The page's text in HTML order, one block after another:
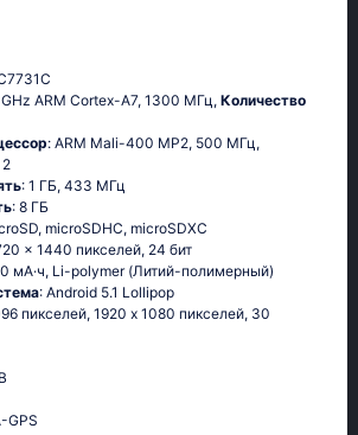
GНz АRМ Соrtех-А7, 1300 МГц, Количество
: ARM Mali-400 MP2, 500 МГц,
2
: 1 ГБ, 433 МГц
: 8 ГБ
microSDHC, microSDXC
x 1440 пикселей, 24 бит
мА·ч, Li-polymer (Литий-полимерный)
: Аndrоid 5.1 Lоlliрор
пикселей, 1920 x 1080 пикселей, 30
GРS